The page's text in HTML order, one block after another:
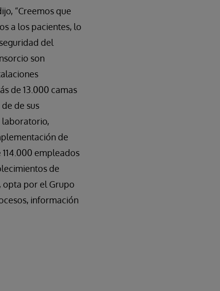
“Creemos que
a los pacientes, lo
del
son
de 13.000 camas
de sus
laboratorio,
de
empleados
de
opta por el Grupo
información